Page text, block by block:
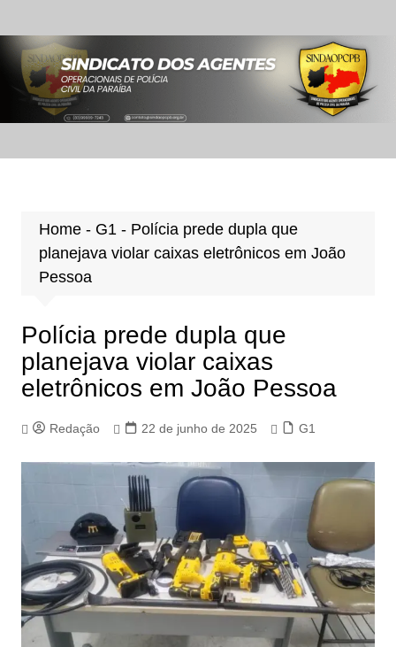
para
conteúdo
Home- G1 - Polícia prede dupla que
planejava violar caixas eletrônicos em João
Pessoa
Polícia prede dupla que
planejava violar caixas
eletrônicos em João Pessoa
Redação 22 de junho de 2025 G1